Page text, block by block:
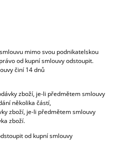
mimo svou podnikatelskou
od kupní smlouvy odstoupit.
činí 14 dnů
zboží, je-li předmětem smlouvy
několika částí,
zboží, je-li předmětem smlouvy
zboží.
od kupní smlouvy